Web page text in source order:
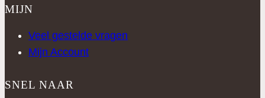
MIJN
Veel gestelde vragen
Mijn Account
SNEL NAAR